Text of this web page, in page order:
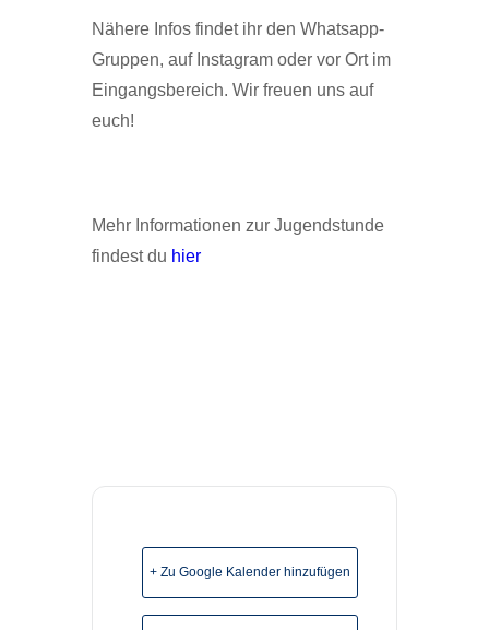
Nähere Infos findet ihr den Whatsapp-
Gruppen, auf Instagram oder vor Ort im
Eingangsbereich. Wir freuen uns auf
euch!
Mehr Informationen zur Jugendstunde
findest du hier
+ Zu Google Kalender hinzufügen